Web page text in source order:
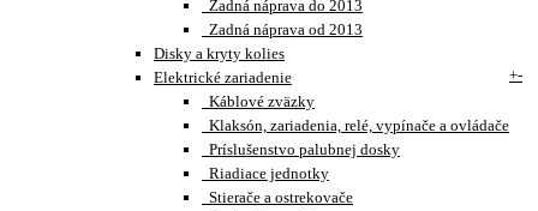
Zadná náprava do 2013
Zadná náprava od 2013
Disky a kryty kolies
Elektrické zariadenie
+-
Káblové zväzky
Klaksón, zariadenia, relé, vypínače a ovládače
Príslušenstvo palubnej dosky
Riadiace jednotky
Stierače a ostrekovače